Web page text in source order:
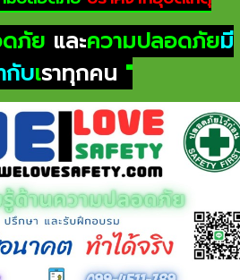
ภัย และความปลอดภัยมี
บเราทุกคน "